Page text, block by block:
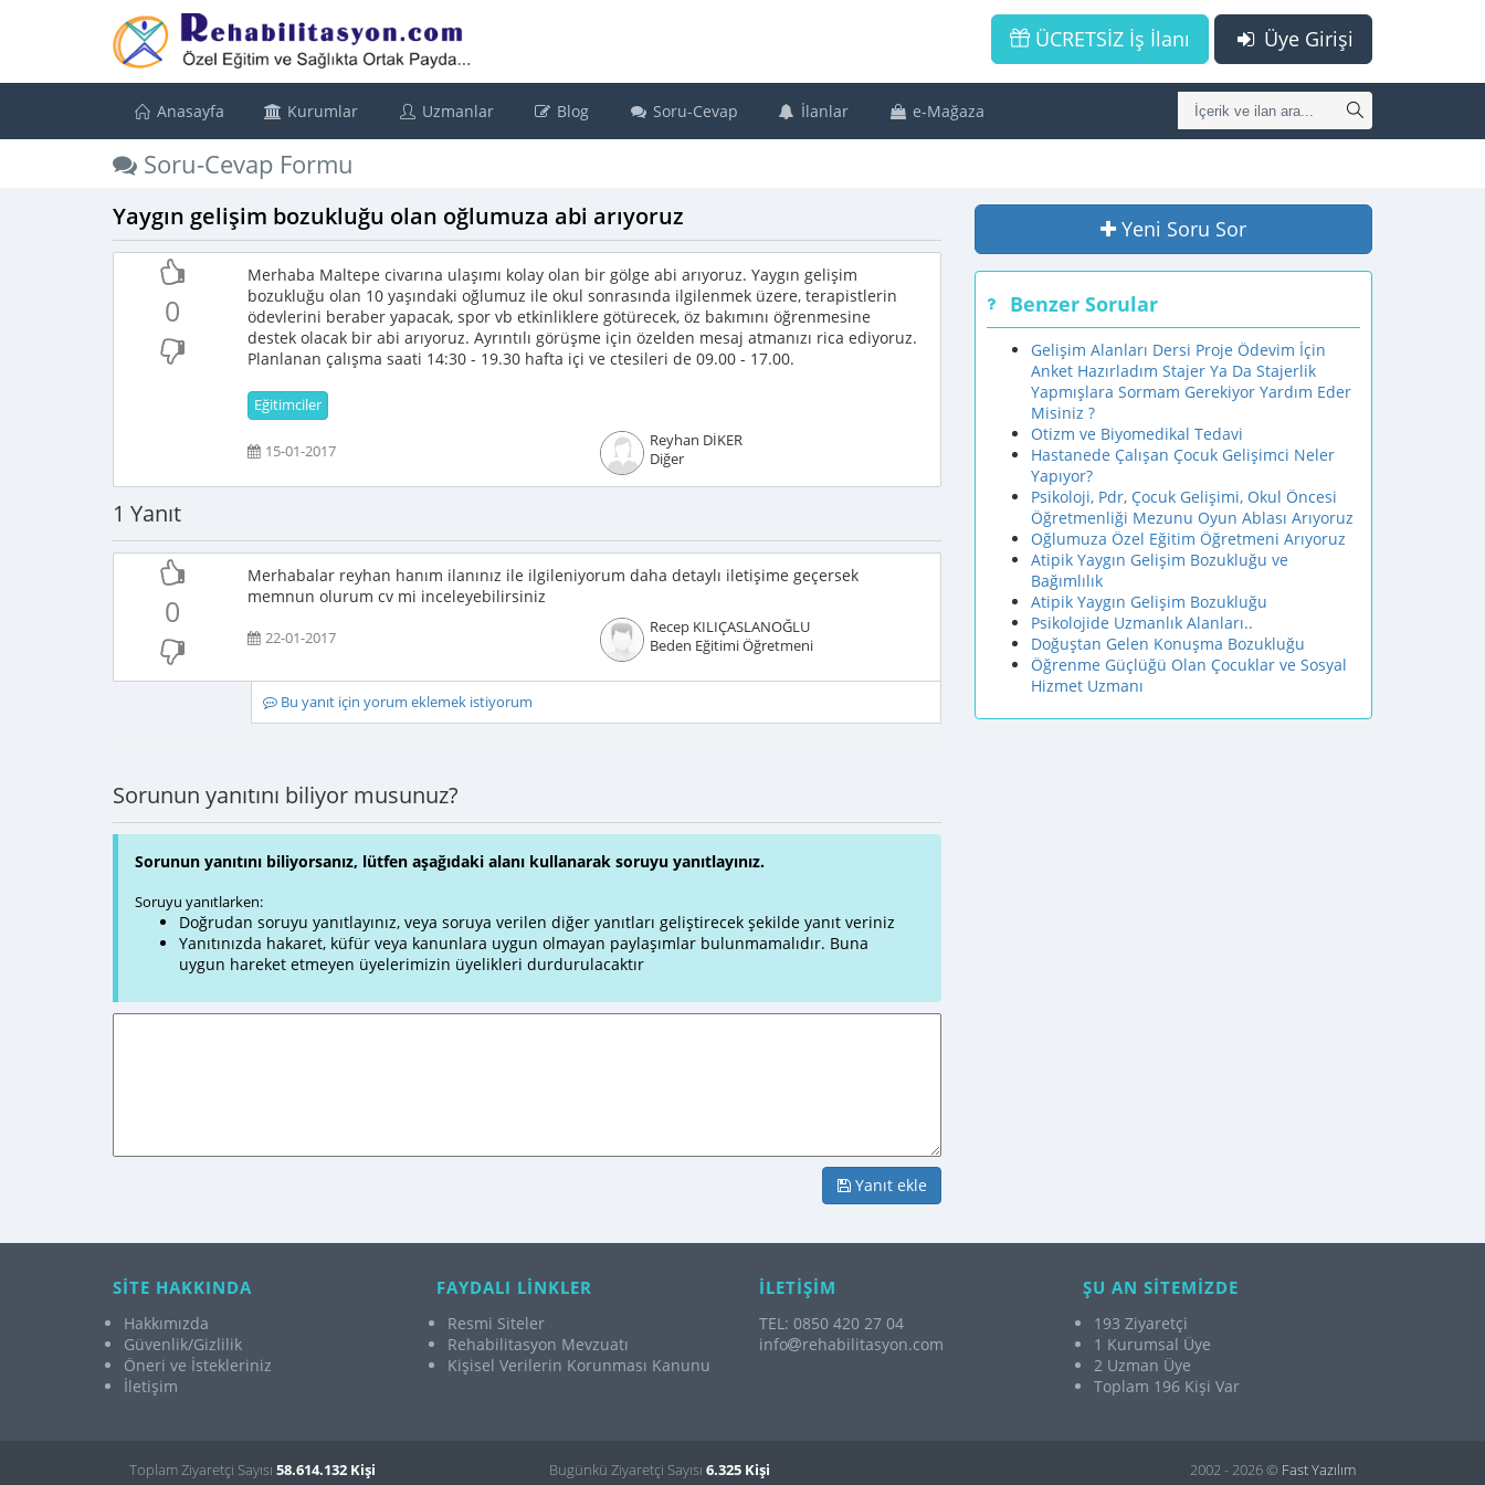
Üye Girişi
ÜCRETSİZ İş İlanı
Anasayfa Kurumlar Uzmanlar Blog Soru-Cevap İlanlar e-Mağaza
Soru-Cevap Formu
Yaygın gelişim bozukluğu olan oğlumuza abi arıyoruz
0
Merhaba Maltepe civarına ulaşımı kolay olan bir gölge abi arıyoruz. Yaygın gelişim
bozukluğu olan 10 yaşındaki oğlumuz ile okul sonrasında ilgilenmek üzere, terapistlerin
ödevlerini beraber yapacak, spor vb etkinliklere götürecek, öz bakımını öğrenmesine
destek olacak bir abi arıyoruz. Ayrıntılı görüşme için özelden mesaj atmanızı rica ediyoruz.
Planlanan çalışma saati 14:30 - 19.30 hafta içi ve ctesileri de 09.00 - 17.00.
Eğitimciler
15-01-2017
Reyhan DİKER
Diğer
1 Yanıt
0
Merhabalar reyhan hanım ilanınız ile ilgileniyorum daha detaylı iletişime geçersek
memnun olurum cv mi inceleyebilirsiniz
22-01-2017
Recep KILIÇASLANOĞLU
Beden Eğitimi Öğretmeni
Bu yanıt için yorum eklemek istiyorum
Sorunun yanıtını biliyor musunuz?
Sorunun yanıtını biliyorsanız, lütfen aşağıdaki alanı kullanarak soruyu yanıtlayınız.
Soruyu yanıtlarken:
Doğrudan soruyu yanıtlayınız, veya soruya verilen diğer yanıtları geliştirecek şekilde yanıt veriniz
Yanıtınızda hakaret, küfür veya kanunlara uygun olmayan paylaşımlar bulunmamalıdır. Buna
uygun hareket etmeyen üyelerimizin üyelikleri durdurulacaktır
Yanıt ekle
Yeni Soru Sor
Benzer Sorular
Gelişim Alanları Dersi Proje Ödevim İçin
Anket Hazırladım Stajer Ya Da Stajerlik
Yapmışlara Sormam Gerekiyor Yardım Eder
Misiniz ?
Otizm ve Biyomedikal Tedavi
Hastanede Çalışan Çocuk Gelişimci Neler
Yapıyor?
Psikoloji, Pdr, Çocuk Gelişimi, Okul Öncesi
Öğretmenliği Mezunu Oyun Ablası Arıyoruz
Oğlumuza Özel Eğitim Öğretmeni Arıyoruz
Atipik Yaygın Gelişim Bozukluğu ve
Bağımlılık
Atipik Yaygın Gelişim Bozukluğu
Psikolojide Uzmanlık Alanları..
Doğuştan Gelen Konuşma Bozukluğu
Öğrenme Güçlüğü Olan Çocuklar ve Sosyal
Hizmet Uzmanı
SİTE HAKKINDA
Hakkımızda
Güvenlik/Gizlilik
Öneri ve İstekleriniz
İletişim
FAYDALI LİNKLER
Resmi Siteler
Rehabilitasyon Mevzuatı
Kişisel Verilerin Korunması Kanunu
İLETİŞİM
TEL: 0850 420 27 04
info
rehabilitasyon.com
ŞU AN SİTEMİZDE
193 Ziyaretçi
1 Kurumsal Üye
2 Uzman Üye
Toplam 196 Kişi Var
Toplam Ziyaretçi Sayısı 58.614.132 Kişi Bugünkü Ziyaretçi Sayısı 6.325 Kişi 2002 - 2026 © Fast Yazılım